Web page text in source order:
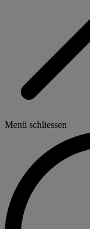
Menü schliessen